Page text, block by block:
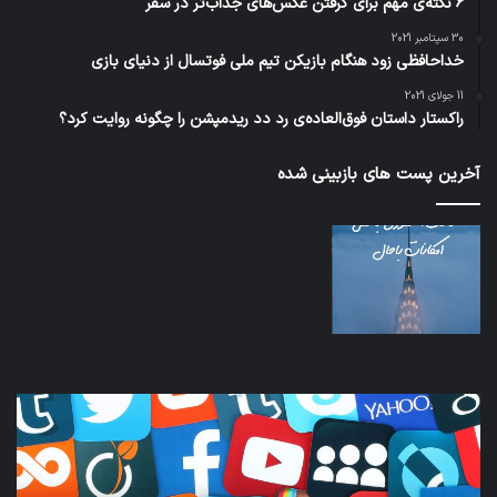
30 سپتامبر 2021
خداحافظی زود هنگام بازیکن تیم ملی فوتسال از دنیای بازی
11 جولای 2021
راکستار داستان فوق‌العاده‌ی رد دد ریدمپشن را چگونه روایت کرد؟
آخرین پست های بازبینی شده
کدام
برنامه‌های
پیام‌رسان
اطلاعات